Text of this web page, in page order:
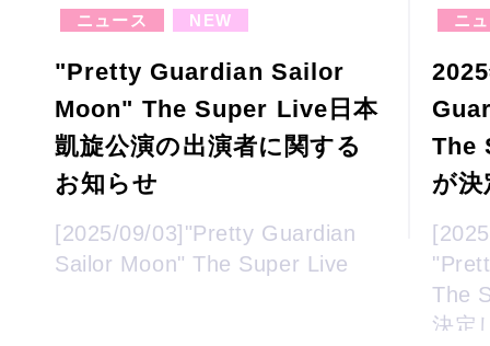
ニュース NEW
"Pretty Guardian Sailor
Moon" The Super Live日本
凱旋公演の出演者に関する
お知らせ
[2025/09/03]"Pretty Guardian
Sailor Moon" The Super Live
ニ
The
が決
The
決定